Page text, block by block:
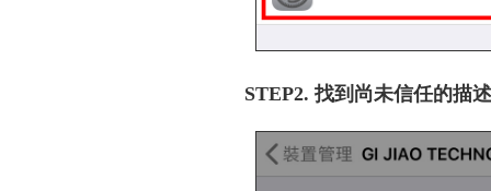
STEP2. 找到尚未信任的描